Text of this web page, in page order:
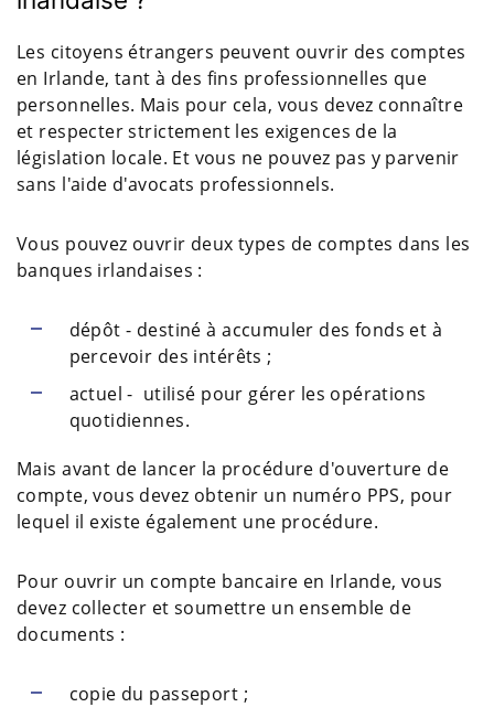
Les citoyens étrangers peuvent ouvrir des comptes
en Irlande, tant à des fins professionnelles que
personnelles. Mais pour cela, vous devez connaître
et respecter strictement les exigences de la
législation locale. Et vous ne pouvez pas y parvenir
sans l'aide d'avocats professionnels.
Vous pouvez ouvrir deux types de comptes dans les
banques irlandaises :
dépôt - destiné à accumuler des fonds et à
percevoir des intérêts ;
actuel - utilisé pour gérer les opérations
quotidiennes.
Mais avant de lancer la procédure d'ouverture de
compte, vous devez obtenir un numéro PPS, pour
lequel il existe également une procédure.
Pour ouvrir un compte bancaire en Irlande, vous
devez collecter et soumettre un ensemble de
documents :
copie du passeport ;